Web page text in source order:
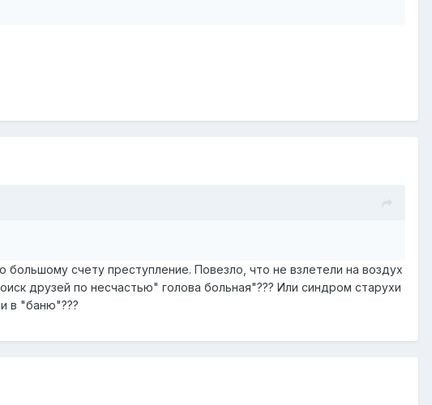
счету преступление. Повезло, что не взлетели на воздух
друзей по несчастью" голова больная"??? Или синдром старухи
в "баню"???